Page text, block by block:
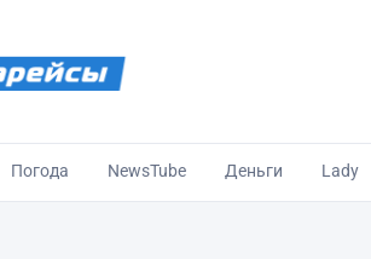
Погода NewsTube Деньги Lady